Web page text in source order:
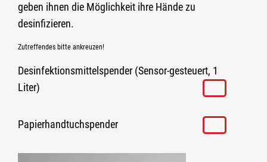
geben ihnen die Möglichkeit ihre Hände zu
desinfizieren.
Zutreffendes bitte ankreuzen!
Desinfektionsmittelspender (Sensor-gesteuert, 1
Liter)
Papierhandtuchspender